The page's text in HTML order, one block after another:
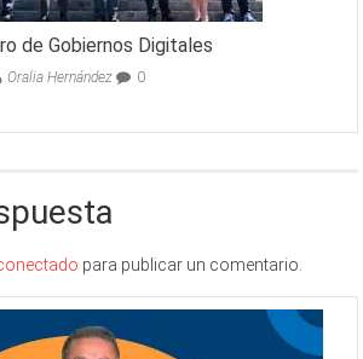
de Gobiernos Digitales
Oralia Hernández 0
para publicar un comentario.